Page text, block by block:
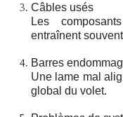
Câbles usés
Les
entraînent
Barres
Une lame mal
global du volet.